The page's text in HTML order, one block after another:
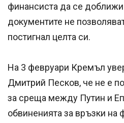
финансиста да се доближи
документите не
постигнал целта си.
На 3 февруари Кремъл
Дмитрий Песков, че не е
за среща между Путин и
обвиненията за връзки на